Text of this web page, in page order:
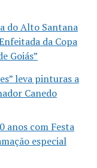
do Alto Santana
da Copa
Goiás”
leva pinturas a
Canedo
anos com Festa
especial